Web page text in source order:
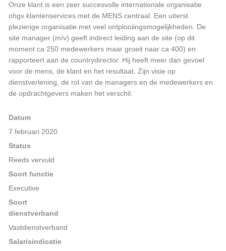
Onze klant is een zeer succesvolle internationale organisatie
ohgv klantenservices met de MENS centraal. Een uiterst
plezierige organisatie met veel ontplooiingsmogelijkheden. De
site manager (m/v) geeft indirect leiding aan de site (op dit
moment ca 250 medewerkers maar groeit naar ca 400) en
rapporteert aan de countrydirector. Hij heeft meer dan gevoel
voor de mens, de klant en het resultaat. Zijn visie op
dienstverlening, de rol van de managers en de medewerkers en
de opdrachtgevers maken het verschil.
Datum
7 februari 2020
Status
Reeds vervuld
Soort functie
Executive
Soort
dienstverband
Vastdienstverband
Salarisindicatie